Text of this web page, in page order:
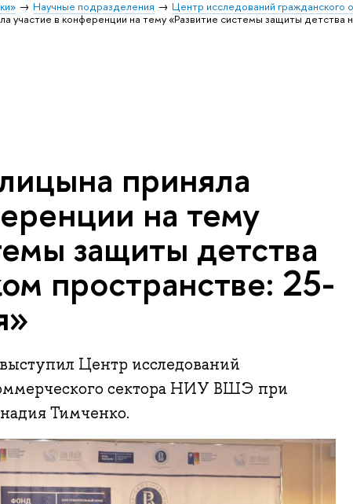
Научные подразделения
Центр исследований гражданского
участие в конференции на тему «Развитие системы защиты детства
приняла
на тему
защиты детства
пространстве: 25-
Центр исследований
сектора НИУ ВШЭ при
Тимченко.